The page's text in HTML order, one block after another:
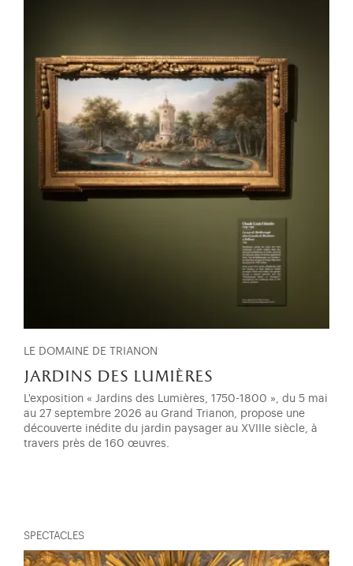
LE DOMAINE DE TRIANON
jardins des lumières
L'exposition « Jardins des Lumières, 1750-1800 », du 5 mai
au 27 septembre 2026 au Grand Trianon, propose une
découverte inédite du jardin paysager au XVIIIe siècle, à
travers près de 160 œuvres.
SPECTACLES